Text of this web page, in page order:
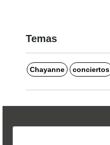
Temas
Chayanne conciertos